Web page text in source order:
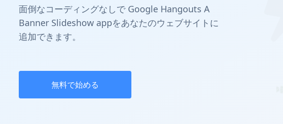
面倒なコーディングなしで Google Hangouts A
Banner Slideshow appをあなたのウェブサイトに
追加できます。
無料で始める